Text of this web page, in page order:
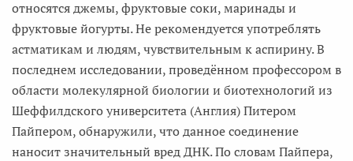
относятся джемы, фруктовые соки, маринады и
фруктовые йогурты. Не рекомендуется употреблять
астматикам и людям, чувствительным к аспирину. В
последнем исследовании, проведённом профессором в
области молекулярной биологии и биотехнологий из
Шеффилдского университета (Англия) Питером
Пайпером, обнаружили, что данное соединение
наносит значительный вред ДНК. По словам Пайпера,